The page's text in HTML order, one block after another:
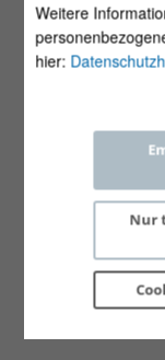
Weitere
hier:
Nur